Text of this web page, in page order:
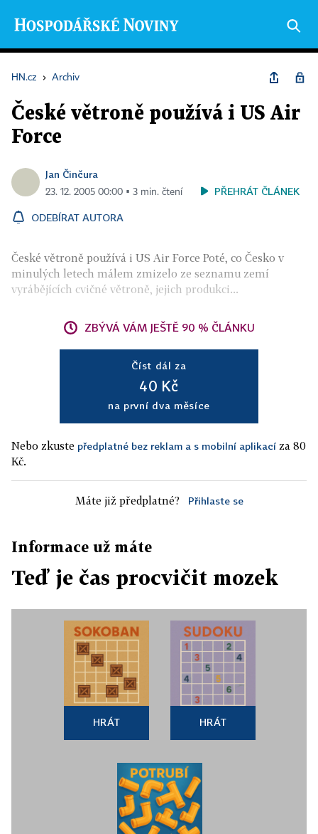
HN.cz › Archiv
České větroně používá i US Air
Force
Jan Činčura
23. 12. 2005 00:00 ▪ 3 min. čtení PŘEHRÁT ČLÁNEK
ODEBÍRAT AUTORA
České větroně používá i US Air Force Poté, co Česko v
minulých letech málem zmizelo ze seznamu zemí
vyrábějících cvičné větroně, jejich produkci...
ZBÝVÁ VÁM JEŠTĚ 90 % ČLÁNKU
Číst dál za
40 Kč
na první dva měsíce
Nebo zkuste předplatné bez reklam a s mobilní aplikací za 80
Kč.
Máte již předplatné? Přihlaste se
Informace už máte
Teď je čas procvičit mozek
HRÁT HRÁT